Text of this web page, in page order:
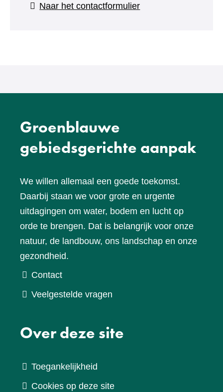
Naar het contactformulier(verwijst
Groenblauwe
gebiedsgerichte aanpak
We willen allemaal een goede toekomst.
Daarbij staan we voor grote en urgente
uitdagingen om water, bodem en lucht op
orde te brengen. Dat is belangrijk voor onze
natuur, de landbouw, ons landschap en onze
gezondheid.
Contact
Veelgestelde vragen
Over deze site
Toegankelijkheid
Cookies op deze site